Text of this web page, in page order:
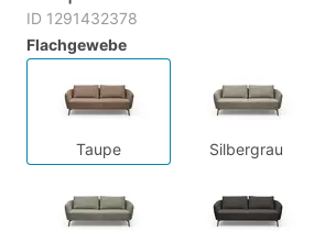
ID 1291432378
Flachgewebe
Taupe Silbergrau